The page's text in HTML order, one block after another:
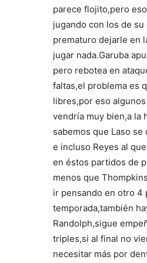
parece flojito,pero
jugando con los de
prematuro dejarle en
jugar nada.Garuba
pero rebotea en
faltas,el problema es
libres,por eso
vendría muy bien,a la
sabemos que Laso se
e incluso Reyes al
en éstos partidos de
menos que
ir pensando en otro 4
temporada,también
Randolph,sigue
triples,si al final no
necesitar más por